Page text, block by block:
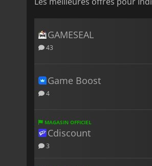
GAMESEAL
43
Game Boost
4
MAGASIN OFFICIEL
Cdiscount
3